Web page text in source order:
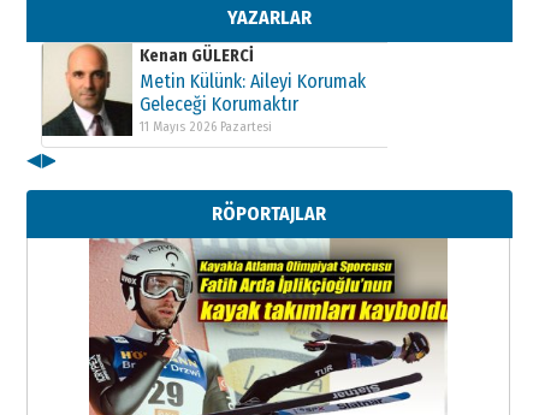
YAZARLAR
Geleceği Korumaktır
Kenan GÜLERCİ
Metin Külünk: Aileyi Korumak
Geleceği Korumaktır
◀▶
RÖPORTAJLAR